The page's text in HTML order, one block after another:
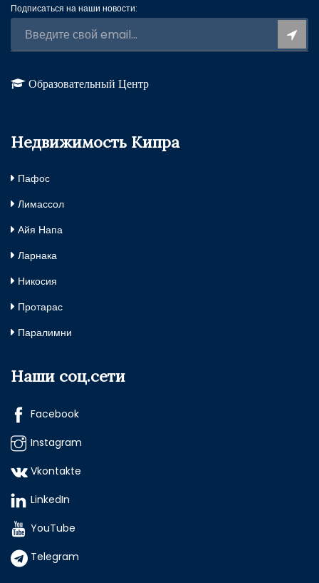
Подписаться на наши новости:
Образовательный Центр
Недвижимость Кипра
Пафос
Лимассол
Айя Напа
Ларнака
Никосия
Протарас
Паралимни
Наши соц.сети
Facebook
Instagram
Vkontakte
LinkedIn
YouTube
Telegram